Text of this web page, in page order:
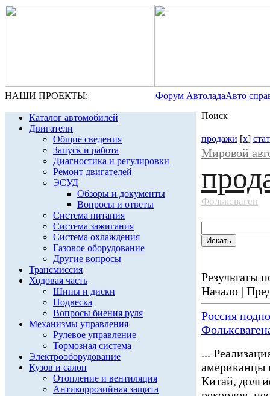
НАШИ ПРОЕКТЫ: Форум АвтоладаАвто
Каталог автомобилей
Двигатели
Общие сведения
Запуск и работа
Диагностика и регулировки
Ремонт двигателей
ЭСУД
Обзоры и документы
Вопросы и ответы
Система питания
Система зажигания
Система охлаждения
Газовое оборудование
Другие вопросы
Трансмиссия
Ходовая часть
Шины и диски
Подвеска
Вопросы биения руля
Механизмы управления
Рулевое управление
Тормозная система
Электрооборудование
Кузов и салон
Отопление и вентиляция
Антикоррозийная защита
Поиск
продажи [x]
Мировой
Фольксваген
Результаты
Начало |
Россия
...
американцы
Китай,